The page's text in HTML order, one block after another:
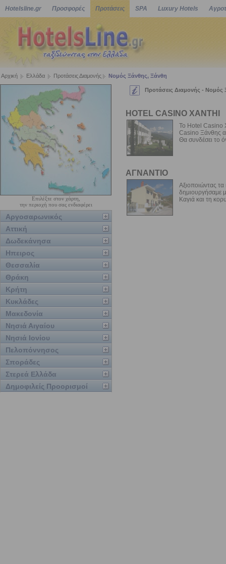
Hotelsline.gr Προσφορές Προτάσεις SPA Luxury Hotels
Αρχική Ελλάδα Προτάσεις Διαμονής Νομός Ξάνθης, Ξάνθη
Επιλέξτε στον χάρτη,
την περιοχή που σας ενδιαφέρει
Αργοσαρωνικός
Αττική
Δωδεκάνησα
Ηπειρος
Θεσσαλία
Θράκη
Κρήτη
Κυκλάδες
Μακεδονία
Νησιά Αιγαίου
Νησιά Ιονίου
Πελοπόννησος
Σποράδες
Στερεά Ελλάδα
Δημοφιλείς Προορισμοί
Προτάσεις Διαμονής - Νομός
HOTEL CASINO XANTHI
Το Hotel Casino
Casino Ξάνθης
Θα συνδέσει το
ΑΓΝΑΝΤΙΟ
Αξιοποιώντας τα
δημιουργήσαμε
Καγιά και τη